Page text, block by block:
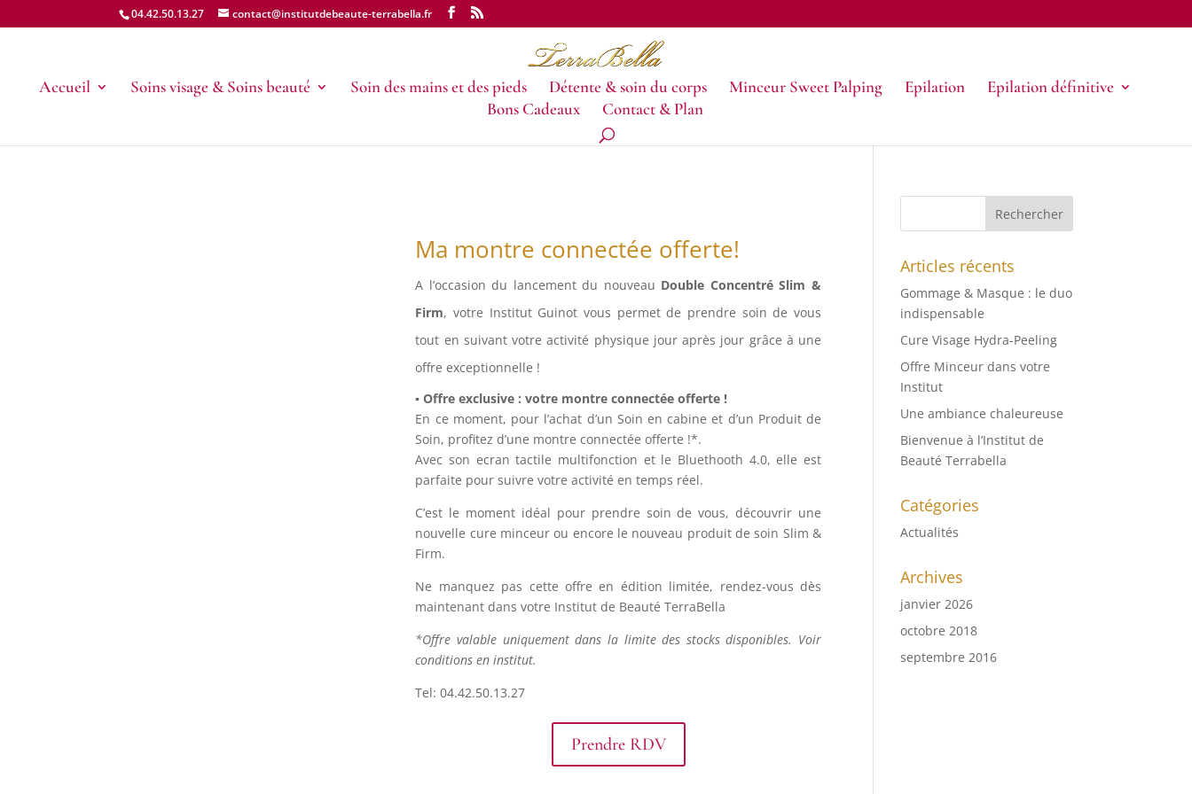
04.42.50.13.27 contact@institutdebeaute-terrabella.fr
Accueil Soins visage & Soins beauté Soin des mains et des pieds Détente & soin du corps Minceur Sweet Palping Epilation
Epilation définitive
Bons Cadeaux
Contact & Plan
Ma montre connectée offerte!
A l’occasion du lancement du nouveau Double Concentré Slim &
Firm, votre Institut Guinot vous permet de prendre soin de vous
tout en suivant votre activité physique jour après jour grâce à une
offre exceptionnelle !
▪️ Offre exclusive : votre montre connectée offerte !
En ce moment, pour l’achat d’un Soin en cabine et d’un Produit de
Soin, profitez d’une montre connectée offerte !*.
Avec son ecran tactile multifonction et le Bluethooth 4.0, elle est
parfaite pour suivre votre activité en temps réel.
C’est le moment idéal pour prendre soin de vous, découvrir une
nouvelle cure minceur ou encore le nouveau produit de soin Slim &
Firm.
Ne manquez pas cette offre en édition limitée, rendez-vous dès
maintenant dans votre Institut de Beauté TerraBella
*Offre valable uniquement dans la limite des stocks disponibles. Voir
conditions en institut.
Tel: 04.42.50.13.27
Prendre RDV
Articles récents
Gommage & Masque : le duo
indispensable
Cure Visage Hydra-Peeling
Offre Minceur dans votre
Institut
Une ambiance chaleureuse
Bienvenue à l’Institut de
Beauté Terrabella
Catégories
Actualités
Archives
janvier 2026
octobre 2018
septembre 2016